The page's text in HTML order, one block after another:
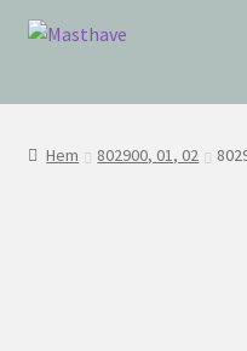
Hoppa
Hoppa
WEBBUTIK
OM OSS
Testar
Hem 802900, 01, 02